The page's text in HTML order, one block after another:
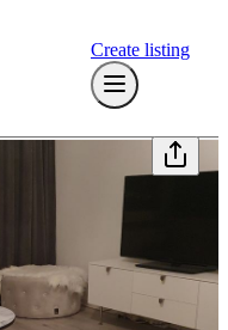
Create listing